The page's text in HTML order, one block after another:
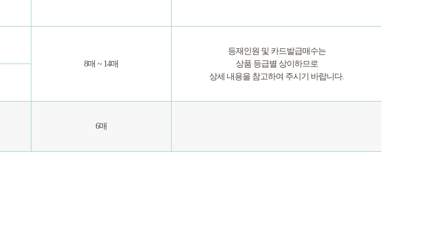
8매 ~ 14매
등재인원 및 카드발급매수는
상품 등급별 상이하므로
상세 내용을 참고하여 주시기 바랍니다.
6매